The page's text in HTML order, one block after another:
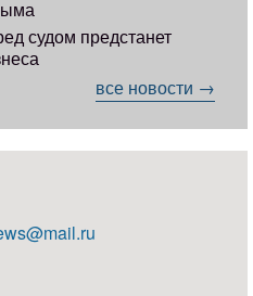
судом предстанет
все новости →